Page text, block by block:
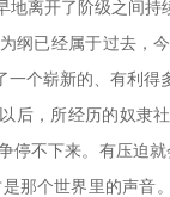
地离开了阶级之间
纲已经属于过去，
一个崭新的、有利得
后，所经历的奴隶
停不下来。有压迫
那个世界里的声